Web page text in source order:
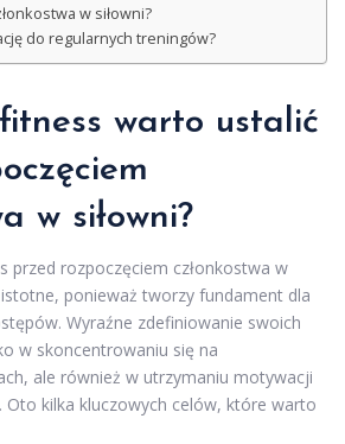
w siłowni?
do regularnych treningów?
warto ustalić
w siłowni?
przed rozpoczęciem członkostwa w
ponieważ tworzy fundament dla
Wyraźne zdefiniowanie swoich
w skoncentrowaniu się na
ale również w utrzymaniu motywacji
Oto kilka kluczowych celów, które warto